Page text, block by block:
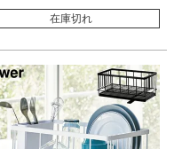
在庫切れ